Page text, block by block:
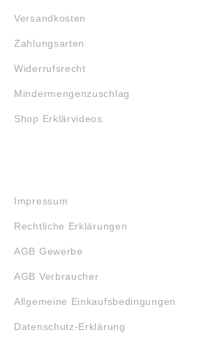
Versandkosten
Zahlungsarten
Widerrufsrecht
Mindermengenzuschlag
Shop Erklärvideos
Impressum
Rechtliche Erklärungen
AGB Gewerbe
AGB Verbraucher
Allgemeine Einkaufsbedingungen
Datenschutz-Erklärung